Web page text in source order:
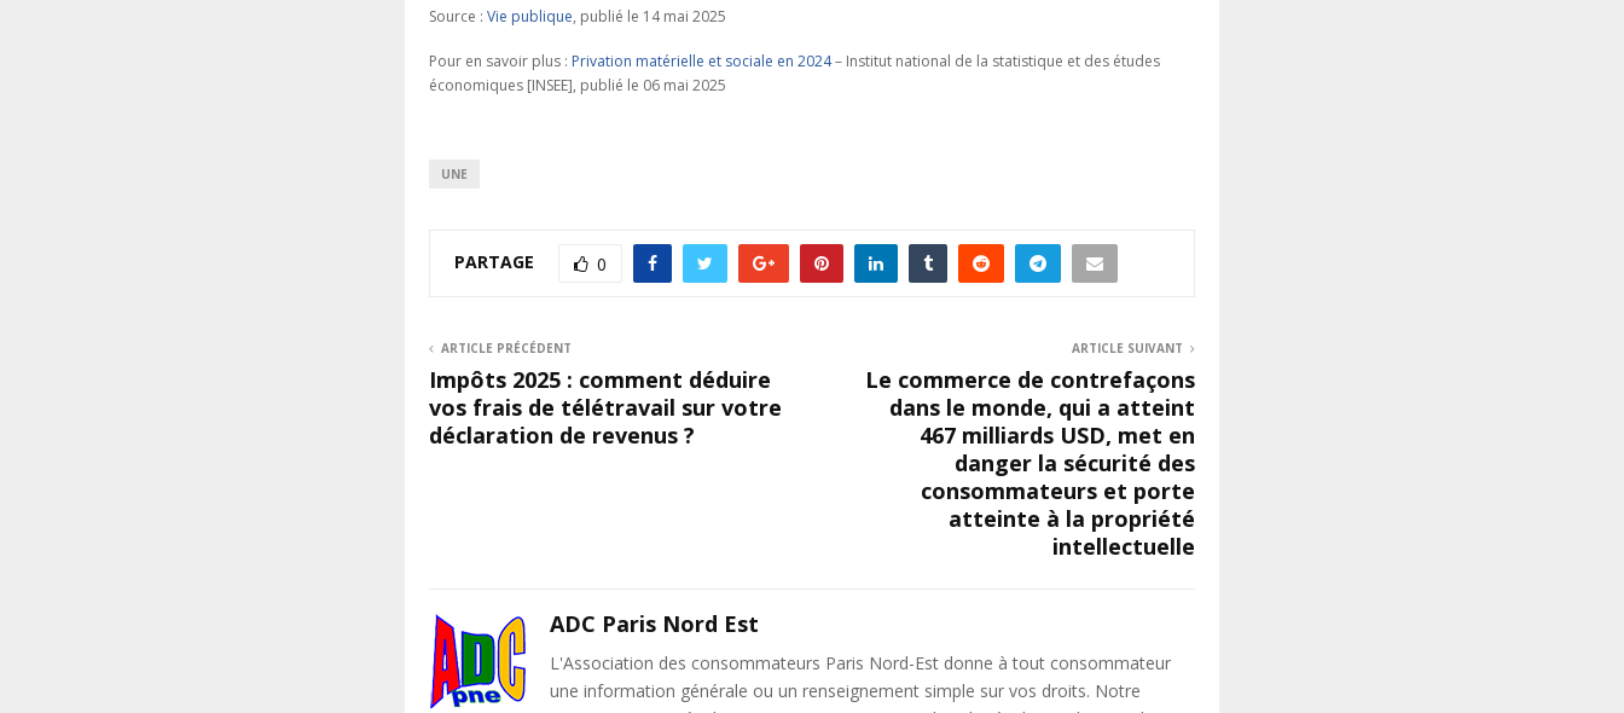
Source : Vie publique, publié le 14 mai 2025
Pour en savoir plus : Privation matérielle et sociale en 2024– Institut national de la statistique et des études
économiques [INSEE], publié le 06 mai 2025
UNE
PARTAGE 0
ARTICLE PRÉCÉDENT
Impôts 2025 : comment déduire
vos frais de télétravail sur votre
déclaration de revenus ?
ARTICLE SUIVANT
Le commerce de contrefaçons
dans le monde, qui a atteint
467 milliards USD, met en
danger la sécurité des
consommateurs et porte
atteinte à la propriété
intellectuelle
ADC Paris Nord Est
L'Association des consommateurs Paris Nord-Est donne à tout consommateur
une information générale ou un renseignement simple sur vos droits. Notre